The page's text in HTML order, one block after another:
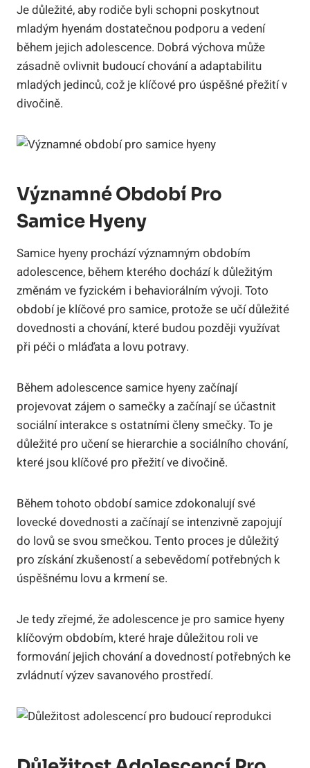
Je důležité, aby rodiče byli schopni poskytnout
mladým hyenám dostatečnou podporu a vedení
během jejich adolescence. Dobrá výchova může
zásadně ovlivnit budoucí chování a adaptabilitu
mladých jedinců, což je klíčové pro úspěšné přežití v
divočině.
Významné Období Pro
Samice Hyeny
Samice hyeny prochází významným obdobím
adolescence, během kterého dochází k důležitým
změnám ve fyzickém i behaviorálním vývoji. Toto
období je klíčové pro samice, protože se učí důležité
dovednosti a chování, které budou později využívat
při péči o mláďata a lovu potravy.
Během adolescence samice hyeny začínají
projevovat zájem o samečky a začínají se účastnit
sociální interakce s ostatními členy smečky. To je
důležité pro učení se hierarchie a sociálního chování,
které jsou klíčové pro přežití ve divočině.
Během tohoto období samice zdokonalují své
lovecké dovednosti a začínají se intenzivně zapojují
do lovů se svou smečkou. Tento proces je důležitý
pro získání zkušeností a sebevědomí potřebných k
úspěšnému lovu a krmení se.
Je tedy zřejmé, že adolescence je pro samice hyeny
klíčovým obdobím, které hraje důležitou roli ve
formování jejich chování a dovedností potřebných ke
zvládnutí výzev savanového prostředí.